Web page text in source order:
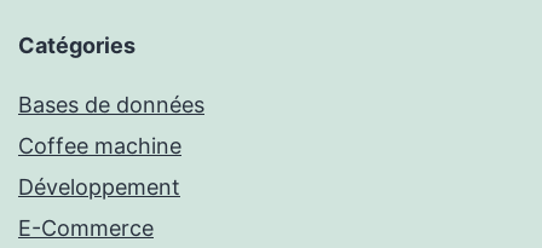
Catégories
Bases de données
Coffee machine
Développement
E-Commerce